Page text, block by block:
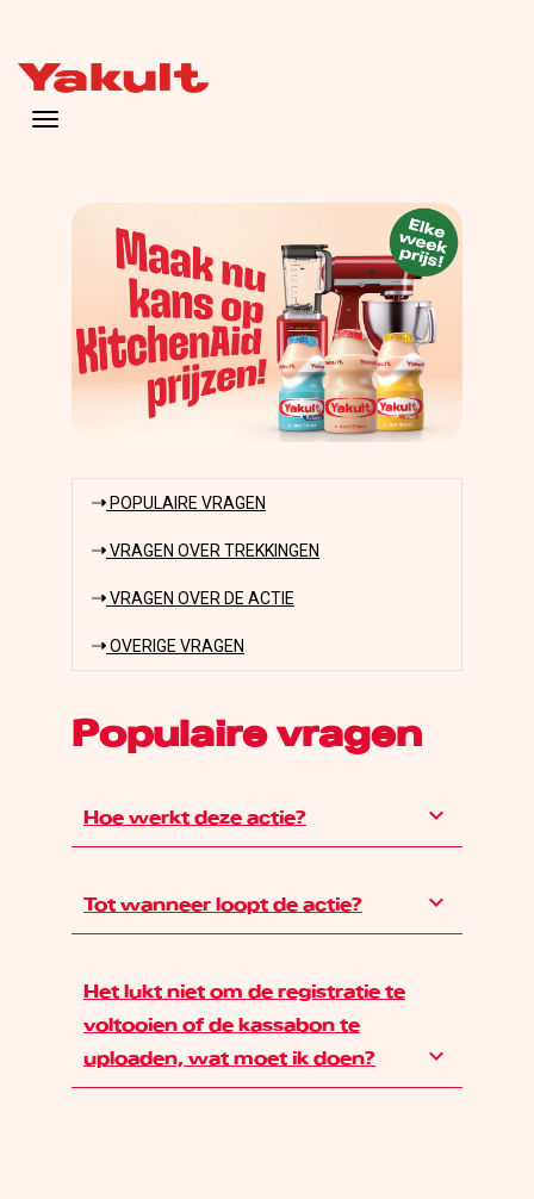
Toggle navigation
POPULAIRE VRAGEN
VRAGEN OVER TREKKINGEN
VRAGEN OVER DE ACTIE
OVERIGE VRAGEN
Populaire vragen
Hoe werkt deze actie? keyboard_arrow_down
Tot wanneer loopt de actie? keyboard_arrow_down
Het lukt niet om de registratie te
voltooien of de kassabon te
uploaden, wat moet ik doen?
keyboard_arrow_down